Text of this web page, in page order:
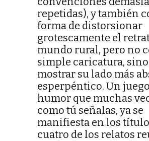
repetidas), y también
forma de distorsionar
grotescamente el
mundo rural, pero no
simple caricatura,
mostrar su lado más
esperpéntico. Un
humor que muchas
como tú señalas, ya se
manifiesta en los
cuatro de los relatos